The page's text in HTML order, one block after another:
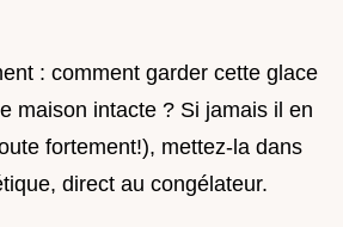
: comment garder cette glace
maison intacte ? Si jamais il en
fortement!), mettez-la dans
direct au congélateur.